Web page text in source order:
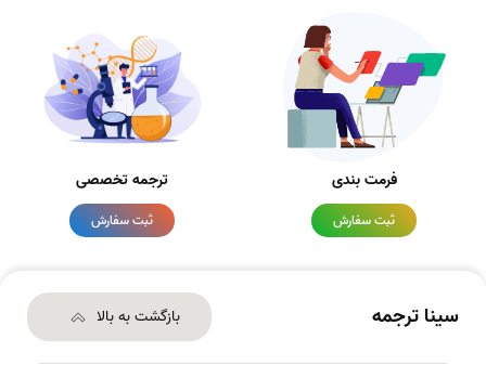
فرمت بندی
ثبت سفارش
ترجمه تخصصی
ثبت سفارش
سینا ترجمه بازگشت به بالا